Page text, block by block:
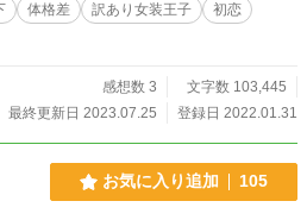
体格差 訳あり女装王子
初恋
感想数 3
文字数 103,445
最終更新日 2023.07.25
登録日 2022.01.31
お気に入り追加 105